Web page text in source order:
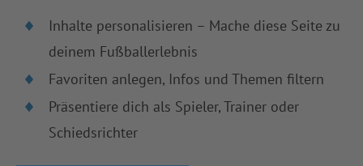
Inhalte personalisieren – Mache diese Seite zu
deinem Fußballerlebnis
Favoriten anlegen, Infos und Themen filtern
Präsentiere dich als Spieler, Trainer oder
Schiedsrichter